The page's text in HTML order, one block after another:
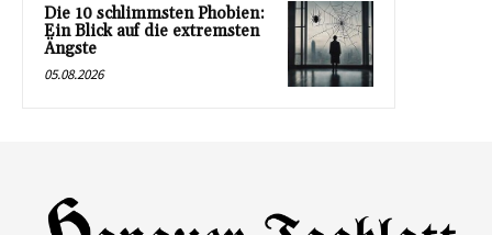
Die 10 schlimmsten Phobien:
Ein Blick auf die extremsten
Ängste
05.08.2026